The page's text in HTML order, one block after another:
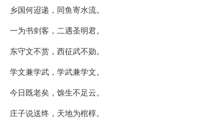
乡国何迢递，同鱼寄水流。
一为书剑客，二遇圣明君。
东守文不赏，西征武不勋。
学文兼学武，学武兼学文。
今日既老矣，馀生不足云。
庄子说送终，天地为棺椁。